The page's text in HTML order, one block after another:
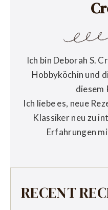
Ich bin Deborah S.
Hobbyköchin und
diesem
Ich liebe es, neue
Klassiker neu zu
Erfahrungen
RECENT